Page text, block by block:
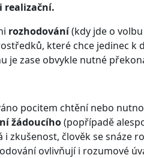
realizační.
rozhodování(kdy jde o
které chce jedinec k
je zase obvykle nutné
pocitem chtění nebo
žádoucího(popřípadě
člověk se snáze
ovlivňují i rozumové